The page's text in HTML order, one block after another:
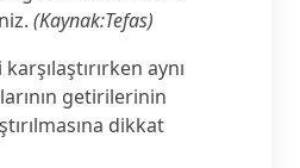
(Kaynak:Tefas)
aynı
getirilerinin
dikkat